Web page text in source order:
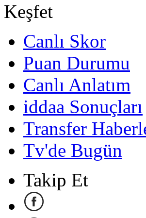
Keşfet
Canlı Skor
Puan Durumu
Canlı Anlatım
iddaa Sonuçları
Transfer
Tv'de Bugün
Takip Et